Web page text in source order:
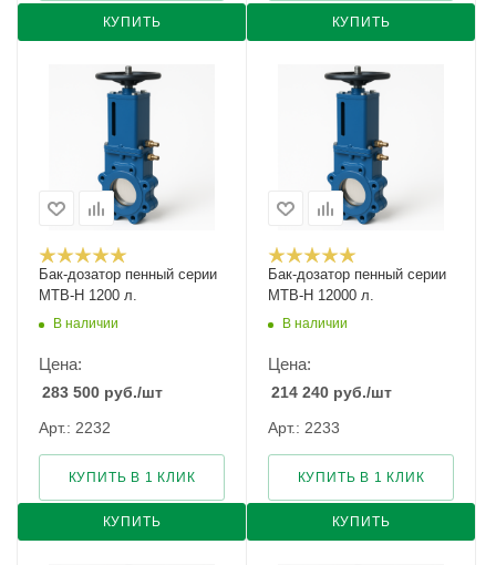
КУПИТЬ КУПИТЬ
Бак-дозатор пенный серии
MTB-H 1200 л.
В наличии
Цена:
283 500 руб./шт
Арт.: 2232
КУПИТЬ
КУПИТЬ В 1 КЛИК
Бак-дозатор пенный серии
MTB-H 12000 л.
В наличии
Цена:
214 240 руб./шт
Арт.: 2233
КУПИТЬ
КУПИТЬ В 1 КЛИК